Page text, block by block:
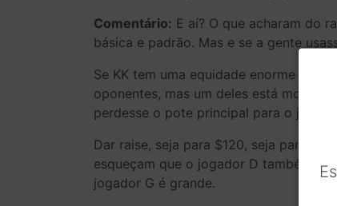
Comentário: E aí? O que acharam do
básica e padrão. Mas e se a gente
Se KK tem uma equidade enorme
oponentes, mas um deles está morto.
perdesse o pote principal para o
Dar raise, seja para $120, seja para
esqueçam que o jogador D também
jogador G é grande.